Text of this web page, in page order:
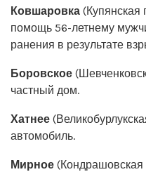
Ковшаровка (Купянская
помощь 56-летнему
ранения в результате
Боровское
частный дом.
Хатнее
автомобиль.
Мирное